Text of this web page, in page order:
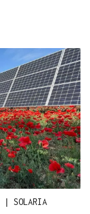
| SOLARIA